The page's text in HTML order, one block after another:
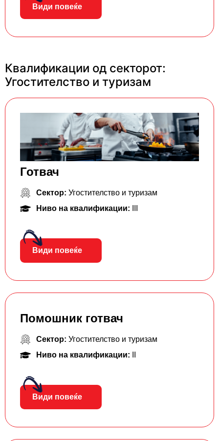
Види повеќе
Квалификации од секторот:
Угостителство и туризам
Готвач
Сектор: Угостителство и туризам
Ниво на квалификации:
Види повеќе
Помошник готвач
Сектор: Угостителство и туризам
Ниво на квалификации:
Види повеќе